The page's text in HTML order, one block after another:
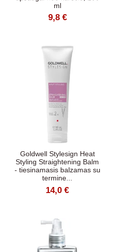
ml
9,8 €
Goldwell Stylesign Heat
Styling Straightening Balm
- tiesinamasis balzamas su
termine...
14,0 €